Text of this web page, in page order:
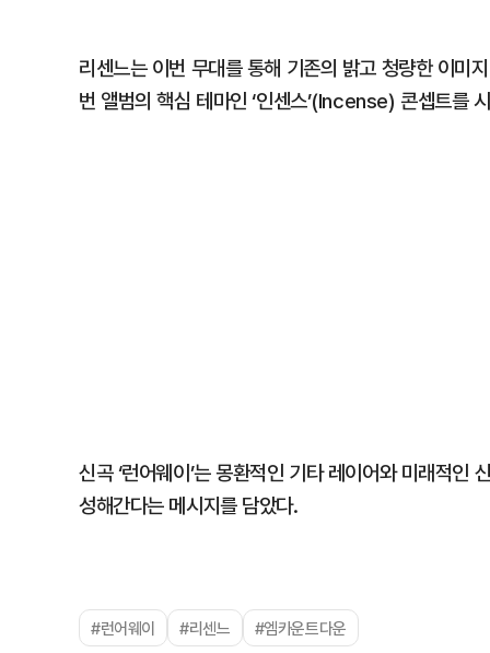
리센느는 이번 무대를 통해 기존의 밝고 청량한 이미
번 앨범의 핵심 테마인 ‘인센스’(Incense) 콘셉트를
신곡 ‘런어웨이’는 몽환적인 기타 레이어와 미래적인
성해간다는 메시지를 담았다.
#런어웨이 #리센느 #엠카운트다운